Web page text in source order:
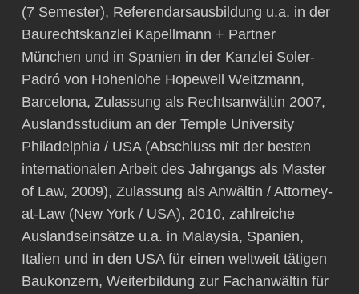
(7 Semester), Referendarsausbildung u.a. in der
Baurechtskanzlei Kapellmann + Partner
München und in Spanien in der Kanzlei Soler-
Padró von Hohenlohe Hopewell Weitzmann,
Barcelona, Zulassung als Rechtsanwältin 2007,
Auslandsstudium an der Temple University
Philadelphia / USA (Abschluss mit der besten
internationalen Arbeit des Jahrgangs als Master
of Law, 2009), Zulassung als Anwältin / Attorney-
at-Law (New York / USA), 2010, zahlreiche
Auslandseinsätze u.a. in Malaysia, Spanien,
Italien und in den USA für einen weltweit tätigen
Baukonzern, Weiterbildung zur Fachanwältin für